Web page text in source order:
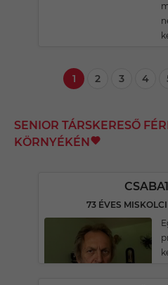
1 2 3 4
SENIOR TÁRSKERESŐ
KÖRNYÉKÉN
73 ÉVES